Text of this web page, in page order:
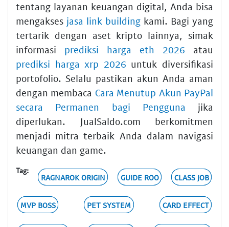
tentang layanan keuangan digital, Anda bisa
mengakses jasa link building kami. Bagi yang
tertarik dengan aset kripto lainnya, simak
informasi prediksi harga eth 2026 atau
prediksi harga xrp 2026 untuk diversifikasi
portofolio. Selalu pastikan akun Anda aman
dengan membaca Cara Menutup Akun PayPal
secara Permanen bagi Pengguna jika
diperlukan. JualSaldo.com berkomitmen
menjadi mitra terbaik Anda dalam navigasi
keuangan dan game.
Tag:
RAGNAROK ORIGIN GUIDE ROO CLASS JOB
MVP BOSS PET SYSTEM CARD EFFECT